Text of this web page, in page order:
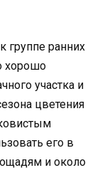
группе ранних
хорошо
участка и
цветения
его в
и около